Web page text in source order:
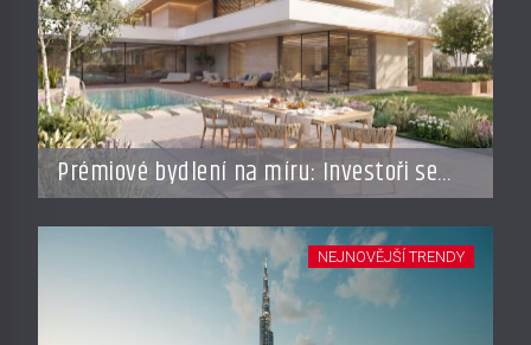
Prémiové bydlení na míru: Investoři se
vracejí do Česka, roste zájem o top
adresy i byty a domy za stovky milionů
NEJNOVĚJŠÍ TRENDY